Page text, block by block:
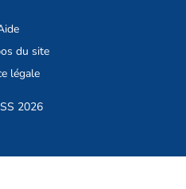
du site
légale
2026